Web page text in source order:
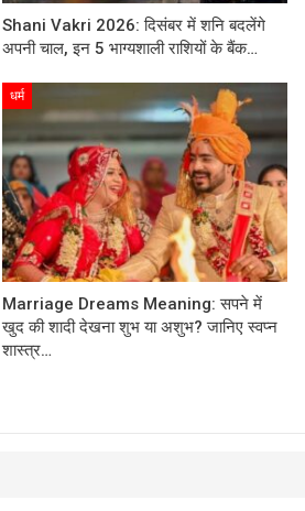
Shani Vakri 2026: दिसंबर में शनि बदलेंगे
अपनी चाल, इन 5 भाग्यशाली राशियों के बैंक…
धर्म
Marriage Dreams Meaning: सपने में
खुद की शादी देखना शुभ या अशुभ? जानिए स्वप्न
शास्त्र…